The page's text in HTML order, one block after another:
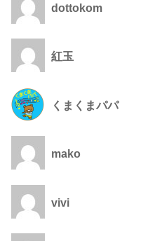
dottokom
紅玉
くまくまパパ
mako
vivi